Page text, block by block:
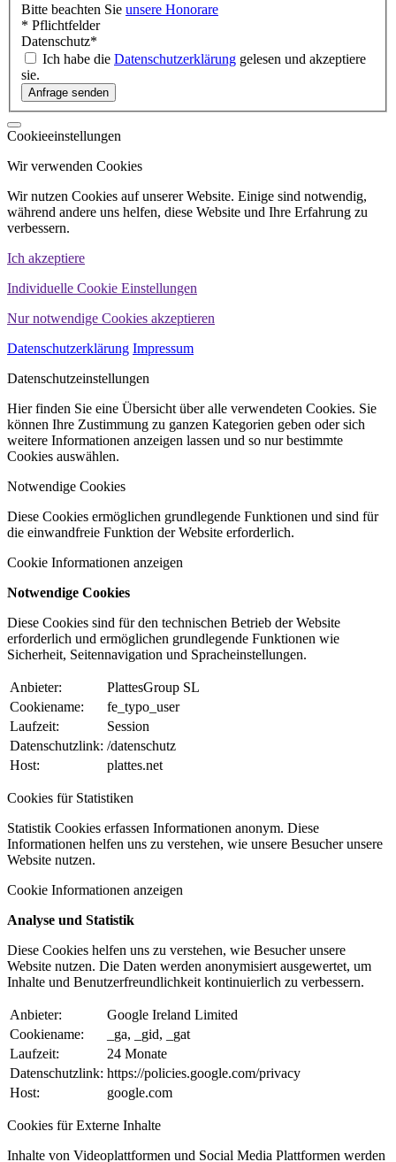
Bitte beachten Sie unsere Honorare
* Pflichtfelder
Datenschutz*
Ich habe die Datenschutzerklärung gelesen und akzeptiere
sie.
Cookieeinstellungen
Wir verwenden Cookies
Wir nutzen Cookies auf unserer Website. Einige sind notwendig,
während andere uns helfen, diese Website und Ihre Erfahrung zu
verbessern.
Ich akzeptiere
Individuelle Cookie Einstellungen
Nur notwendige Cookies akzeptieren
Datenschutzerklärung Impressum
Datenschutzeinstellungen
Hier finden Sie eine Übersicht über alle verwendeten Cookies. Sie
können Ihre Zustimmung zu ganzen Kategorien geben oder sich
weitere Informationen anzeigen lassen und so nur bestimmte
Cookies auswählen.
Notwendige Cookies
Diese Cookies ermöglichen grundlegende Funktionen und sind für
die einwandfreie Funktion der Website erforderlich.
Cookie Informationen anzeigen
Notwendige Cookies
Diese Cookies sind für den technischen Betrieb der Website
erforderlich und ermöglichen grundlegende Funktionen wie
Sicherheit, Seitennavigation und Spracheinstellungen.
Anbieter:
PlattesGroup SL
Cookiename:
fe_typo_user
Laufzeit:
Session
Datenschutzlink: /datenschutz
Host:
plattes.net
Cookies für Statistiken
Statistik Cookies erfassen Informationen anonym. Diese
Informationen helfen uns zu verstehen, wie unsere Besucher unsere
Website nutzen.
Cookie Informationen anzeigen
Analyse und Statistik
Diese Cookies helfen uns zu verstehen, wie Besucher unsere
Website nutzen. Die Daten werden anonymisiert ausgewertet, um
Inhalte und Benutzerfreundlichkeit kontinuierlich zu verbessern.
Anbieter:
Google Ireland Limited
Cookiename:
_ga, _gid, _gat
Laufzeit:
24 Monate
Datenschutzlink: https://policies.google.com/privacy
Host:
google.com
Cookies für Externe Inhalte
Inhalte von Videoplattformen und Social Media Plattformen werden